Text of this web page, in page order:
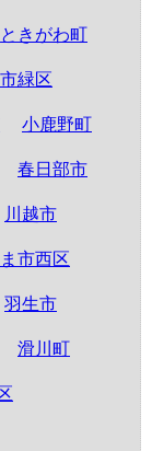
ときがわ町
緑区
小鹿野町
春日部市
川越市
市西区
羽生市
滑川町